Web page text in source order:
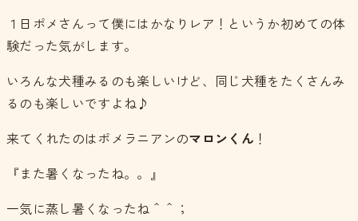
１日ポメさんって僕にはかなりレア！というか初めての体
験だった気がします。
いろんな犬種みるのも楽しいけど、同じ犬種をたくさんみ
るのも楽しいですよね♪
来てくれたのはポメラニアンのマロンくん ！
『また暑くなったね。。』
一気に蒸し暑くなったね＾＾；